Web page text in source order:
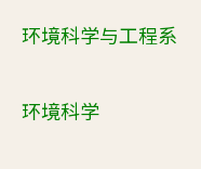
环境科学与工程系
环境科学